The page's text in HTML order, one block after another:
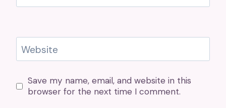
Website
Save my name, email, and website in this
browser for the next time I comment.